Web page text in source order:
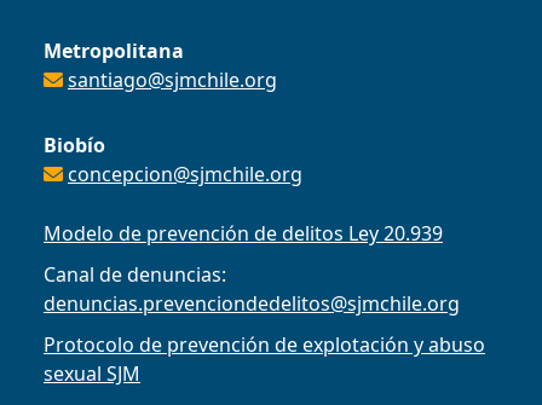
Metropolitana
santiago@sjmchile.org
Biobío
concepcion@sjmchile.org
Modelo de prevención de delitos Ley 20.939
Canal de denuncias:
denuncias.prevenciondedelitos@sjmchile.org
Protocolo de prevención de explotación y abuso
sexual SJM